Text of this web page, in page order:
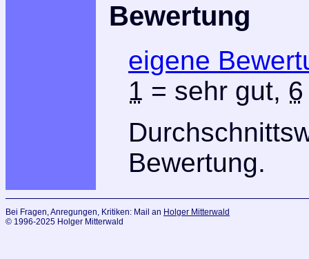
Bewertung
eigene
1 = sehr gut, 6
Bewertung.
Bei Fragen, Anregungen, Kritiken: Mail an Holger Mitterwald
© 1996-2025 Holger Mitterwald